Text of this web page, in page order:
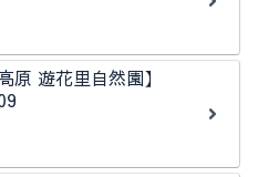
原 遊花里自然園】